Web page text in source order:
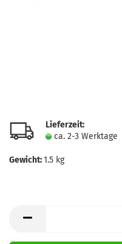
Lieferzeit:
ca. 2-3 Werktage
Gewicht:1.5 kg